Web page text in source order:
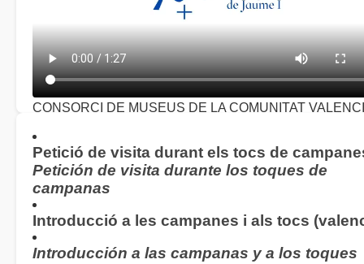
CONSORCI DE MUSEUS DE LA COMUNITAT
2026)
Petició de visita durant els tocs de
Petición de visita durante los toques de
campanas
Introducció a les campanes i als tocs
Introducción a las campanas y a los toques